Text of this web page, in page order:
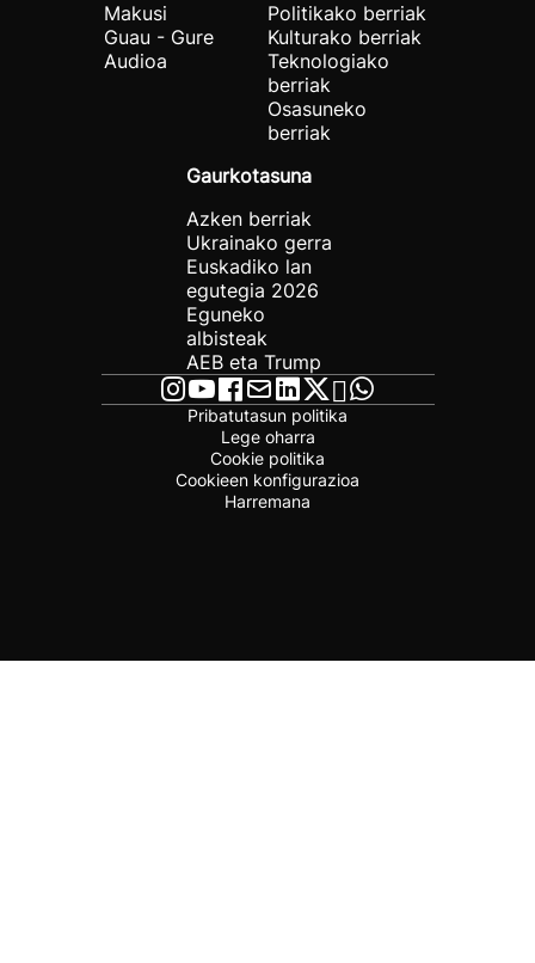
Makusi
Guau - Gure
Audioa
Politikako berriak
Kulturako berriak
Teknologiako
berriak
Osasuneko
berriak
Gaurkotasuna
Azken berriak
Ukrainako gerra
Euskadiko lan
egutegia 2026
Eguneko
albisteak
AEB eta Trump
Pribatutasun politika
Lege oharra
Cookie politika
Cookieen konfigurazioa
Harremana